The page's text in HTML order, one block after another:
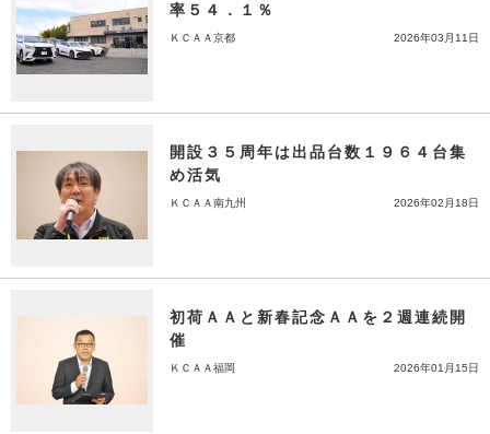
率５４．１％
ＫＣＡＡ京都 2026年03月11日
開設３５周年は出品台数１９６４台集
め活気
ＫＣＡＡ南九州 2026年02月18日
初荷ＡＡと新春記念ＡＡを２週連続開
催
ＫＣＡＡ福岡 2026年01月15日